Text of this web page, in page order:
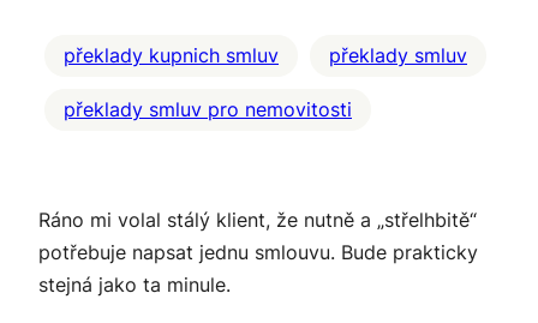
překlady kupnich smluv překlady smluv
překlady smluv pro nemovitosti
Ráno mi volal stálý klient, že nutně a „střelhbitě“
potřebuje napsat jednu smlouvu. Bude prakticky
stejná jako ta minule.